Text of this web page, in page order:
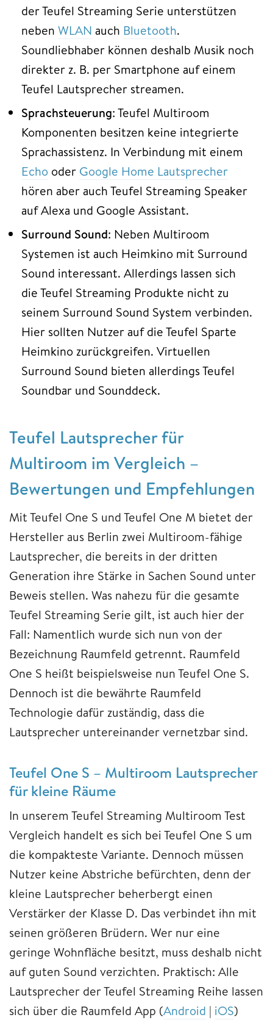
der Teufel Streaming Serie unterstützen
neben WLAN auch Bluetooth.
Soundliebhaber können deshalb Musik noch
direkter z. B. per Smartphone auf einem
Teufel Lautsprecher streamen.
Sprachsteuerung: Teufel Multiroom
Komponenten besitzen keine integrierte
Sprachassistenz. In Verbindung mit einem
Echo oder Google Home Lautsprecher
hören aber auch Teufel Streaming Speaker
auf Alexa und Google Assistant.
Surround Sound: Neben Multiroom
Systemen ist auch Heimkino mit Surround
Sound interessant. Allerdings lassen sich
die Teufel Streaming Produkte nicht zu
seinem Surround Sound System verbinden.
Hier sollten Nutzer auf die Teufel Sparte
Heimkino zurückgreifen. Virtuellen
Surround Sound bieten allerdings Teufel
Soundbar und Sounddeck.
Teufel Lautsprecher für
Multiroom im Vergleich –
Bewertungen und Empfehlungen
Mit Teufel One S und Teufel One M bietet der
Hersteller aus Berlin zwei Multiroom-fähige
Lautsprecher, die bereits in der dritten
Generation ihre Stärke in Sachen Sound unter
Beweis stellen. Was nahezu für die gesamte
Teufel Streaming Serie gilt, ist auch hier der
Fall: Namentlich wurde sich nun von der
Bezeichnung Raumfeld getrennt. Raumfeld
One S heißt beispielsweise nun Teufel One S.
Dennoch ist die bewährte Raumfeld
Technologie dafür zuständig, dass die
Lautsprecher untereinander vernetzbar sind.
Teufel One S – Multiroom Lautsprecher
für kleine Räume
In unserem Teufel Streaming Multiroom Test
Vergleich handelt es sich bei Teufel One S um
die kompakteste Variante. Dennoch müssen
Nutzer keine Abstriche befürchten, denn der
kleine Lautsprecher beherbergt einen
Verstärker der Klasse D. Das verbindet ihn mit
seinen größeren Brüdern. Wer nur eine
geringe Wohnfläche besitzt, muss deshalb nicht
auf guten Sound verzichten. Praktisch: Alle
Lautsprecher der Teufel Streaming Reihe lassen
sich über die Raumfeld App (Android | iOS)